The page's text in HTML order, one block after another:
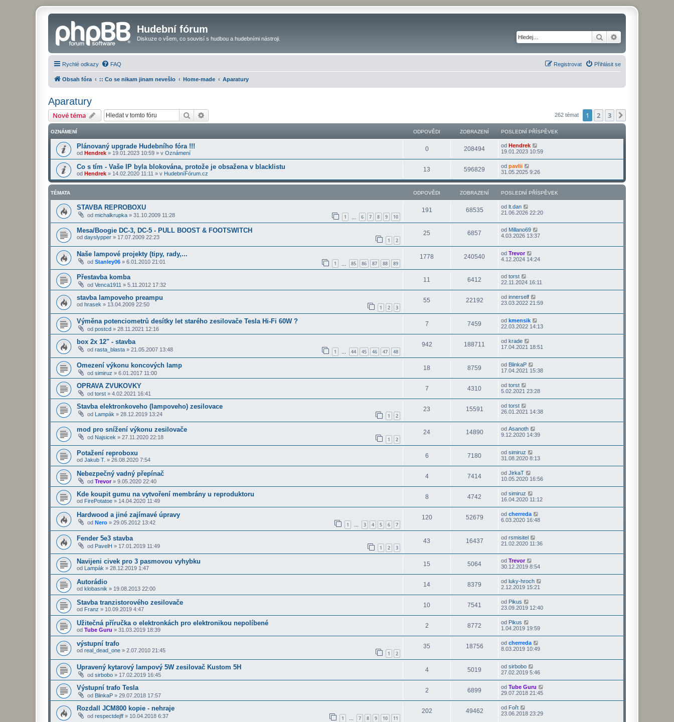
Hudební fórum
Diskuze o všem, co souvisí s hudbou a hudebními nástroji. Hledat
Rychlé odkazy FAQ Přihlásit se
Registrovat
Obsah fóra :: Co se nikam jinam nevešlo Home-made Aparatury
Aparatury
Nové téma Hledat 262 témat 1 2 3
OZNÁMENÍ ODPOVĚDI ZOBRAZENÍ POSLEDNÍ PŘÍSPĚVEK
Plánovaný upgrade Hudebního fóra !!!
od Hendrek » 19.01.2023 10:59 » v Oznámení
0 208494 od Hendrek
19.01.2023 10:59
Co s tím - Vaše IP byla blokována, protože je obsažena v blacklistu
od Hendrek » 14.02.2020 11:11 » v HudebníFórum.cz
13 596829 od pavlii
31.05.2025 9:26
TÉMATA ODPOVĚDI ZOBRAZENÍ POSLEDNÍ PŘÍSPĚVEK
STAVBA REPROBOXU
od michalkrupka » 31.10.2009 11:28 1 6 7 8 9 10
191 68535 od lt.dan
21.06.2026 22:20
Mesa/Boogie DC-3, DC-5 - PULL BOOST & FOOTSWITCH
od dayslypper » 17.07.2009 22:23 1 2
25 6857 od Millano69
4.03.2026 13:37
Naše lampové projekty (tipy, rady,...
od Stanley06 » 6.01.2010 21:01 1 85 86 87 88 89
1778 240540 od Trevor
4.12.2024 14:24
Přestavba komba
od Venca1911 » 5.11.2012 17:32
11 6412 od torst
22.11.2024 16:11
stavba lampoveho preampu
od hrasek » 13.04.2009 22:50 1 2 3
55 22192 od innerself
23.03.2022 21:59
Výměna potenciometrů desítky let starého zesilovače Tesla Hi-Fi 60W ?
od postcd » 28.11.2021 12:16
7 7459 od kmensik
22.03.2022 14:13
box 2x 12" - stavba
od rasta_blasta » 21.05.2007 13:48 1 … 44 45 46 47 48
942 188711 od krade
17.04.2021 18:51
Omezení výkonu koncových lamp
od simiruz » 6.01.2017 11:00
18 8759 od BlinkaP
17.04.2021 15:38
OPRAVA ZVUKOVKY
od torst » 4.02.2021 16:41
7 4310 od torst
5.02.2021 23:28
Stavba elektronkoveho (lampoveho) zesilovace
od Lampák » 28.12.2019 13:24 1 2
23 15591 od torst
26.01.2021 14:38
mod pro snížení výkonu zesilovače
od Najsicek » 27.11.2020 22:18 1 2
24 14890 od Asanoth
9.12.2020 14:39
Potažení reproboxu
od Jakub T. » 26.08.2020 7:54
6 7180 od simiruz
31.08.2020 8:13
Nebezpečný vadný přepínač
od Trevor» 9.05.2020 22:40
4 7414 od JirkaT
10.05.2020 16:56
Kde koupit gumu na vytvoření membrány u reproduktoru
od FirePotatoe » 14.04.2020 11:49
8 4742 od simiruz
16.04.2020 11:12
Hardwood a jiné zajímavé úpravy
od Nero » 29.05.2012 13:42 1 … 3 4 5 6 7
120 52679 od cherreda
6.03.2020 16:48
Fender 5e3 stavba
od PavelH » 17.01.2019 11:49 1 2 3
43 16437 od rsmisitel
21.02.2020 11:36
Navijeni civek pro 3 pasmovou vyhybku
od Lampák » 28.12.2019 1:47
15 5064 od Trevor
30.12.2019 8:54
Autorádio
od klobasnik » 19.08.2013 22:00
14 8379 od luky-hroch
2.12.2019 15:21
Stavba tranzistorového zesilovače
od Franz » 10.09.2019 4:47
10 7541 od Pikus
23.09.2019 12:40
Užitečná příručka o elektronkách pro elektronikou nepolíbené
od Tube Guru » 31.03.2019 18:39
2 8772 od Pikus
1.04.2019 19:59
výstupní trafo
od real_dead_one » 2.07.2010 21:45 1 2
35 18756 od cherreda
8.03.2019 10:49
Upravený kytarový lampový 5W zesilovač Kustom 5H
od sirbobo » 17.02.2019 16:45
4 5019 od sirbobo
27.02.2019 5:46
Výstupní trafo Tesla
od BlinkaP » 29.07.2018 17:57
2 6899 od Tube Guru
29.07.2018 21:45
Rozdall JCM800 kopie - nehraje
od respectdejff » 10.04.2018 6:37 1 … 7 8 9 10 11
202 49462 od Fořt
23.06.2018 23:29